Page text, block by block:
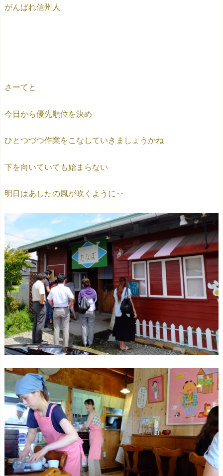
がんばれ信州人
さーてと
今日から優先順位を決め
ひとつづつ作業をこなしていきましょうかね
下を向いていても始まらない
明日はあしたの風が吹くように･･